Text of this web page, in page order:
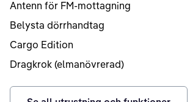
Antenn för FM-mottagning
Belysta dörrhandtag
Cargo Edition
Dragkrok (elmanövrerad)